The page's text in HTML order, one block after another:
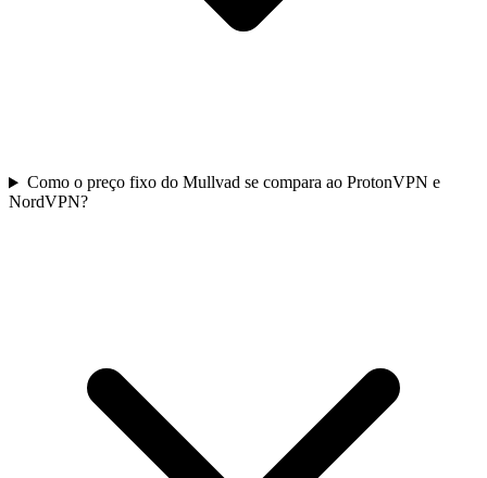
Como o preço fixo do Mullvad se compara ao ProtonVPN e
NordVPN?